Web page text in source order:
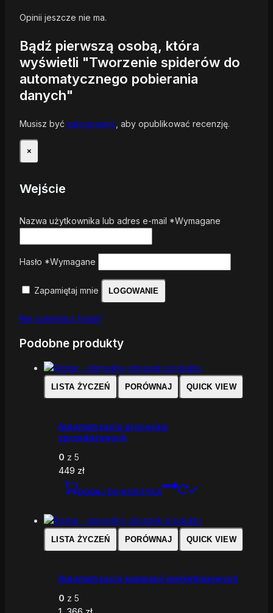
Opinii jeszcze nie ma.
Bądź pierwszą osobą, która
wyświetli "Tworzenie spiderów do
automatycznego pobierania
danych"
Musisz być zalogowany, aby opublikować recenzję.
×
Wejście
Nazwa użytkownika lub adres e-mail *Wymagane
Hasło *Wymagane
Zapamiętaj mnie LOGOWANIE
Nie pamiętasz hasła?
Podobne produkty
LISTA ŻYCZEŃ PORÓWNAJ QUICK VIEW
Automatyzacja procesów
sprzedażowych
0 z 5
449 zł
DODAJ DO KOSZYKA
LISTA ŻYCZEŃ PORÓWNAJ QUICK VIEW
Automatyzacja kampanii marketingowych
0 z 5